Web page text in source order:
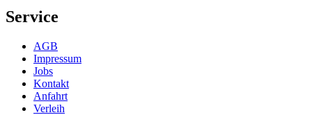
Service
AGB
Impressum
Jobs
Kontakt
Anfahrt
Verleih